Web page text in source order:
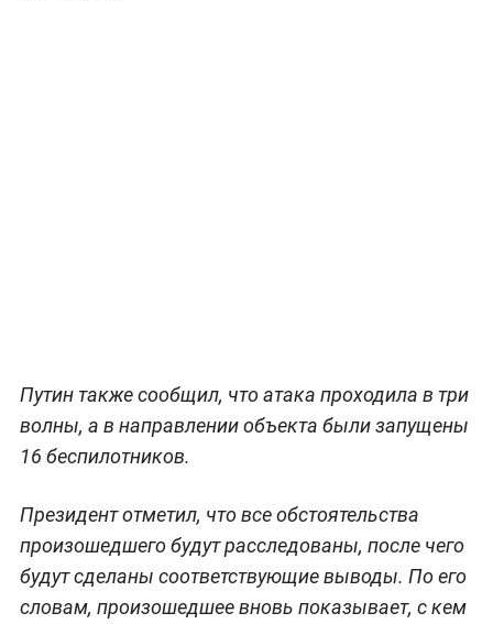
Путин также сообщил, что атака проходила в три
волны, а в направлении объекта были запущены
16 беспилотников.
Президент отметил, что все обстоятельства
произошедшего будут расследованы, после чего
будут сделаны соответствующие выводы. По его
словам, произошедшее вновь показывает, с кем